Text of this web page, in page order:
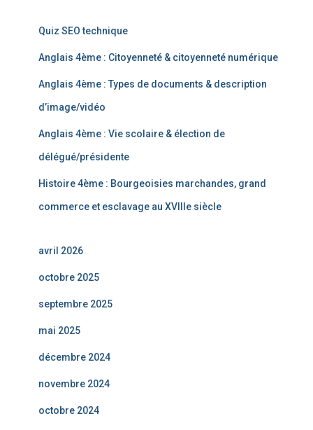
Quiz SEO technique
Anglais 4ème : Citoyenneté & citoyenneté numérique
Anglais 4ème : Types de documents & description
d’image/vidéo
Anglais 4ème : Vie scolaire & élection de
délégué/présidente
Histoire 4ème : Bourgeoisies marchandes, grand
commerce et esclavage au XVIIIe siècle
avril 2026
octobre 2025
septembre 2025
mai 2025
décembre 2024
novembre 2024
octobre 2024